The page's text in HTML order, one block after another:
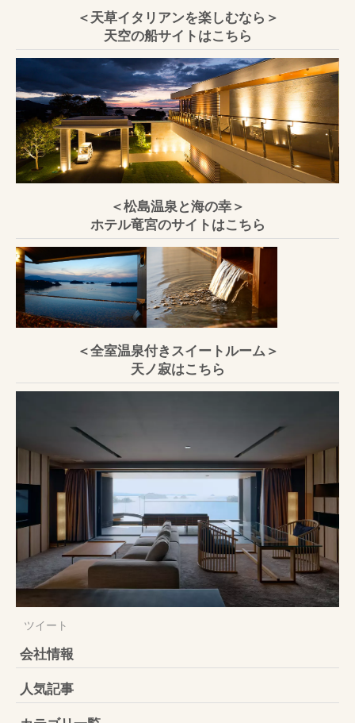
＜天草イタリアンを楽しむなら＞
天空の船サイトはこちら
＜松島温泉と海の幸＞
ホテル竜宮のサイトはこちら
＜全室温泉付きスイートルーム＞
天ノ寂はこちら
ツイート
会社情報
人気記事